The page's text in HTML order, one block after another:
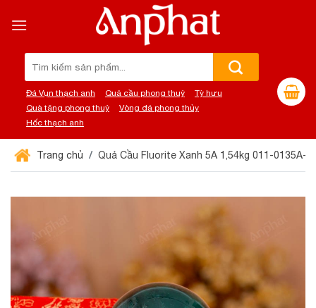
đến
Đá Vụn thạch anh Quả cầu phong thuỷ
Tỳ hưu
Quà tặng phong thuỷ
Vòng đá phong thủy
Hốc thạch anh
Trang chủ Quả Cầu Fluorite Xanh 5A 1,54kg 011-0135A-